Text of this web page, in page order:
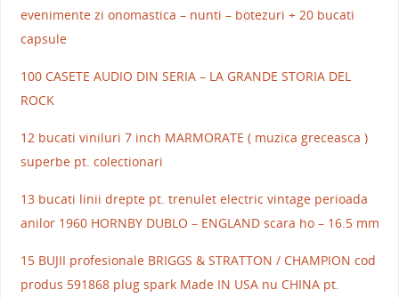
evenimente zi onomastica – nunti – botezuri + 20 bucati
capsule
100 CASETE AUDIO DIN SERIA – LA GRANDE STORIA DEL
ROCK
12 bucati viniluri 7 inch MARMORATE ( muzica greceasca )
superbe pt. colectionari
13 bucati linii drepte pt. trenulet electric vintage perioada
anilor 1960 HORNBY DUBLO – ENGLAND scara ho – 16.5 mm
15 BUJII profesionale BRIGGS & STRATTON / CHAMPION cod
produs 591868 plug spark Made IN USA nu CHINA pt.